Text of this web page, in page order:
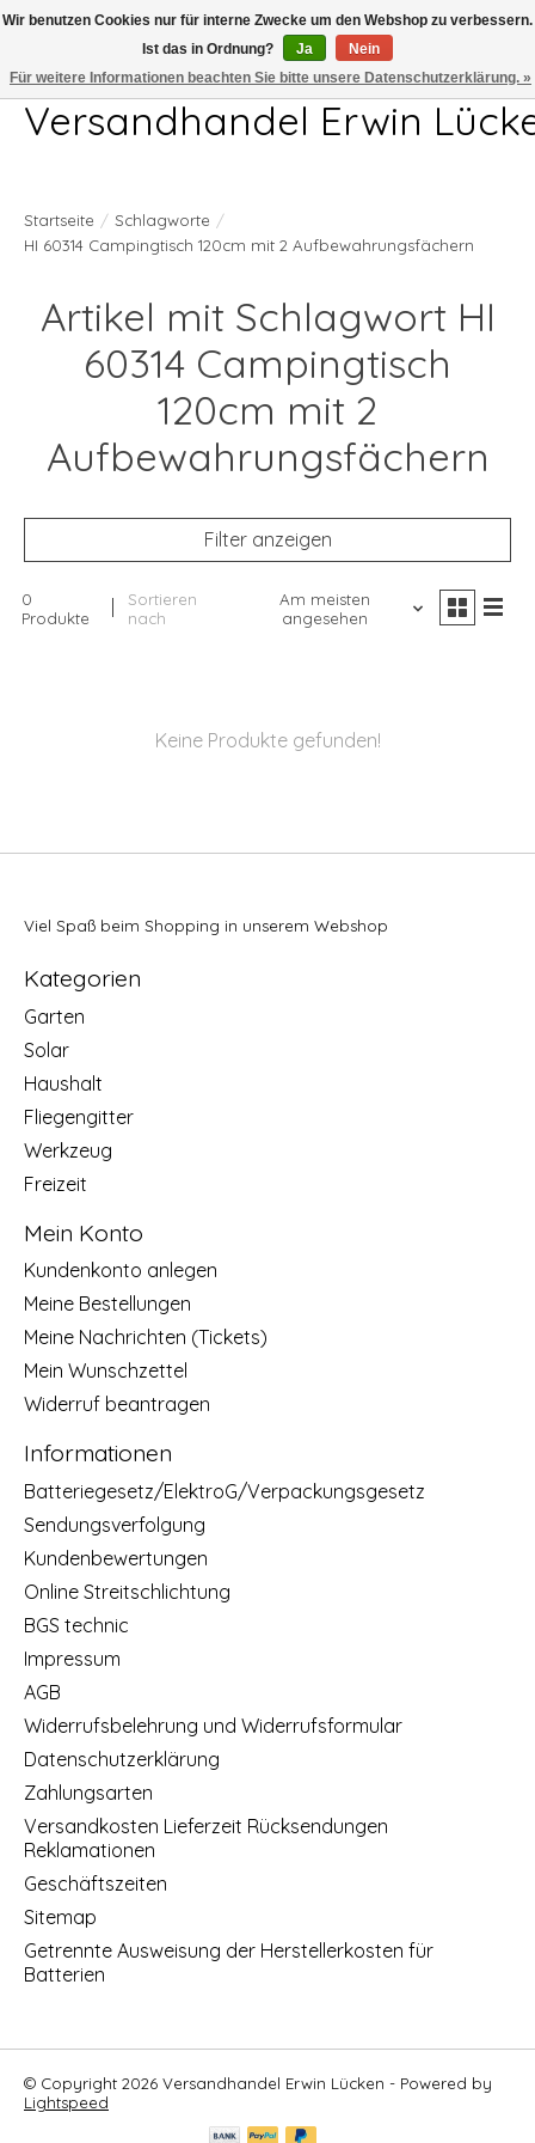
Telefon 04407 715872 MO-DO 7.00-17.00Uhr FR 7.00-13.00Uhr
Versandhandel Erwin
Startseite / Schlagworte /
HI 60314 Campingtisch 120cm mit 2 Aufbewahrungsfächern
Artikel mit Schlagwort HI
60314 Campingtisch
120cm mit 2
Aufbewahrungsfächern
Filter anzeigen
0
Produkte
Sortieren
nach
Am meisten
angesehen
Keine Produkte gefunden!
Viel Spaß beim Shopping in unserem Webshop
Kategorien
Garten
Solar
Haushalt
Fliegengitter
Werkzeug
Freizeit
Mein Konto
Kundenkonto anlegen
Meine Bestellungen
Meine Nachrichten (Tickets)
Mein Wunschzettel
Widerruf beantragen
Informationen
Batteriegesetz/ElektroG/Verpackungsgesetz
Sendungsverfolgung
Kundenbewertungen
Online Streitschlichtung
BGS technic
Impressum
AGB
Widerrufsbelehrung und Widerrufsformular
Datenschutzerklärung
Zahlungsarten
Versandkosten Lieferzeit Rücksendungen
Reklamationen
Geschäftszeiten
Sitemap
Getrennte Ausweisung der Herstellerkosten für
Batterien
© Copyright 2026 Versandhandel Erwin Lücken - Powered by
Lightspeed
Wir benutzen Cookies nur für interne Zwecke um den Webshop zu verbessern.
Ist das in Ordnung?
Ja
Nein
Für weitere Informationen beachten Sie bitte unsere Datenschutzerklärung. »